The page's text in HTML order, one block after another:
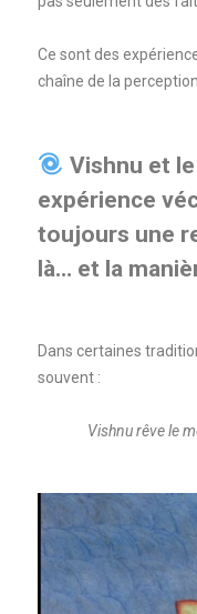
Ce sont des
chaîne de la perception.
Vishnu et
expérience
toujours une
là… et la
Dans certaines
souvent :
Vishnu rêve le